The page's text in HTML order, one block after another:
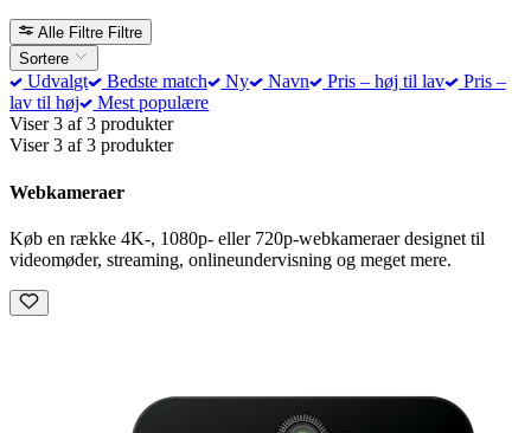
Alle Filtre Filtre
Sortere
Udvalgt Bedste match Ny Navn Pris – høj til lav
Pris –
lav til høj
Mest populære
Viser 3 af 3 produkter
Viser 3 af 3 produkter
Webkameraer
Køb en række 4K-, 1080p- eller 720p-webkameraer designet til
videomøder, streaming, onlineundervisning og meget mere.